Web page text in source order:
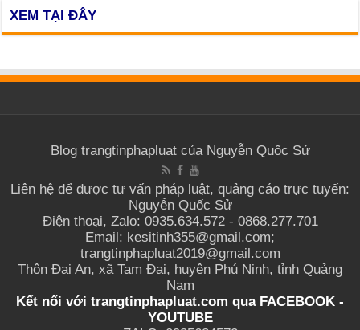
XEM TẠI ĐÂY
Blog trangtinphapluat của Nguyễn Quốc Sử
Liên hệ để được tư vấn pháp luật, quảng cáo trực tuyến:
Nguyễn Quốc Sử
Điện thoại, Zalo: 0935.634.572 - 0868.277.701
Email: kesitinh355@gmail.com;
trangtinphapluat2019@gmail.com
Thôn Đại An, xã Tam Đại, huyện Phú Ninh, tỉnh Quảng
Nam
Kết nối với trangtinphapluat.com quaFACEBOOK -
YOUTUBE